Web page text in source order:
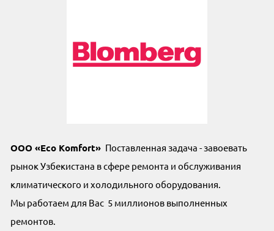
OOO «Eco Komfort» Поставленная задача - завоевать
рынок Узбекистана в сфере ремонта и обслуживания
климатического и холодильного оборудования.
Мы работаем для Вас 5 миллионов выполненных
ремонтов.